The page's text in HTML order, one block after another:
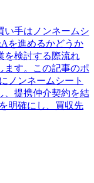
い手はノンネームシ
を進めるかどうか
を検討する際流れ
ます。この記事のポ
ノンネームシート
、提携仲介契約を結
明確にし、買収先